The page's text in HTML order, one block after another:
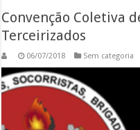
Convenção Coletiva
Terceirizados
06/07/2018 Sem categoria